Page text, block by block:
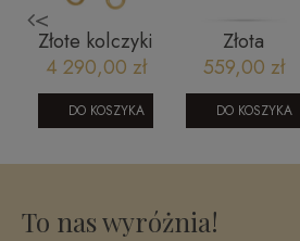
<
Złote kolczyki
wiszące
eleganckie
Prestige K_24
4 290,00 zł
DO KOSZYKA
Złota
zawieszka
znak zodiaku
Koziorożec
559,00 zł
DO KOSZYKA
To nas wyróżnia!